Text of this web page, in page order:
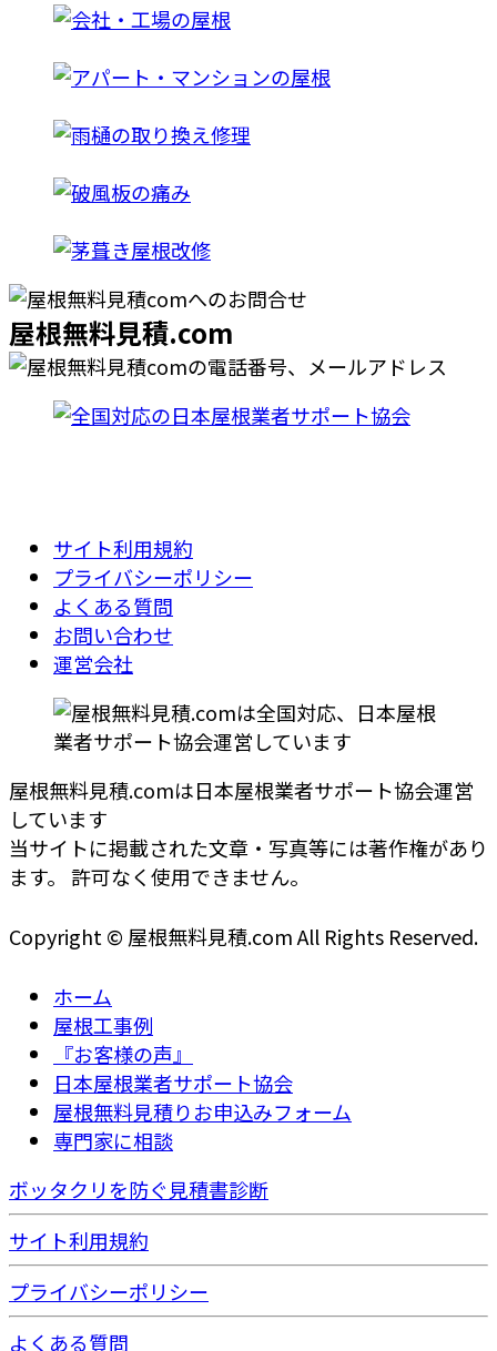
屋根無料見積.com
サイト利用規約
プライバシーポリシー
よくある質問
お問い合わせ
運営会社
屋根無料見積.comは日本屋根業者サポート協会運営
しています
当サイトに掲載された文章・写真等には著作権があり
ます。 許可なく使用できません。
Copyright © 屋根無料見積.com All Rights Reserved.
ホーム
屋根工事例
『お客様の声』
日本屋根業者サポート協会
屋根無料見積りお申込みフォーム
専門家に相談
ボッタクリを防ぐ見積書診断
サイト利用規約
プライバシーポリシー
よくある質問